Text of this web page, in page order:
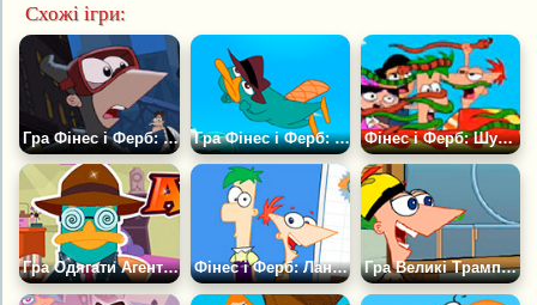
Схожі ігри:
Гра Фінес і Ферб: Фуфел-Зомбі Гра Фінес і Ферб: Бити Перрі Фінес і Ферб: Шукати Відмінності
Гра Одягати Агента Пі Фінес і Ферб: Ланцюгова Реакція Гра Великі Трампліни